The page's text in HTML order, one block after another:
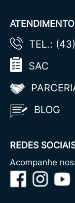
ATENDIMENTO
TEL.: (43)
SAC
BLOG
REDES
Acompanhe